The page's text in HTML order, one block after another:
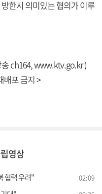
한시 의미있는 협의가 이루
ch164,www.ktv.go.kr)
포 금지 >
영상
협력 우려" 02:09